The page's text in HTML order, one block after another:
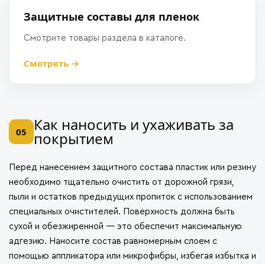
Защитные составы для пленок
Смотрите товары раздела в каталоге.
Смотреть →
05 Как наносить и ухаживать за
покрытием
Перед нанесением защитного состава пластик или резину
необходимо тщательно очистить от дорожной грязи,
пыли и остатков предыдущих пропиток с использованием
специальных очистителей. Поверхность должна быть
сухой и обезжиренной — это обеспечит максимальную
адгезию. Наносите состав равномерным слоем с
помощью аппликатора или микрофибры, избегая избытка и